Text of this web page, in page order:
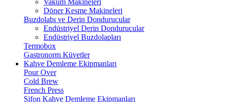
Vakum Makineleri
Döner Kesme Makineleri
Buzdolabı ve Derin Dondurucular
Endüstriyel Derin Dondurucular
Endüstriyel Buzdolapları
Termobox
Gastronorm Küvetler
Kahve Demleme Ekipmanları
Pour Over
Cold Brew
French Press
Sifon Kahve Demleme Ekipmanları